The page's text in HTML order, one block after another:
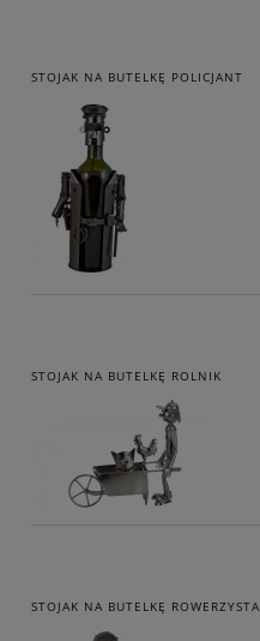
STOJAK NA BUTELKĘ POLICJANT
STOJAK NA BUTELKĘ ROLNIK
STOJAK NA BUTELKĘ ROWERZYSTA